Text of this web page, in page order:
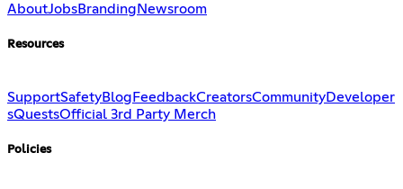
AboutJobsBranding Newsroom
Resources
SupportSafetyBlog FeedbackCreatorsCommunityDeveloper
sQuestsOfficial 3rd Party Merch
Policies